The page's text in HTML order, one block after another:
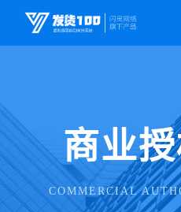
商业
COMMERCIAL